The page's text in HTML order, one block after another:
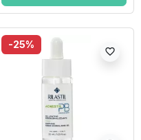
-25%
favorite_border